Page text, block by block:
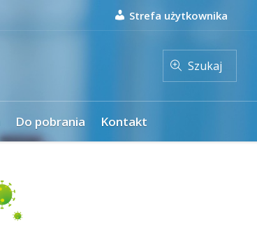
Strefa użytkownika
Szukaj
Do pobrania Kontakt